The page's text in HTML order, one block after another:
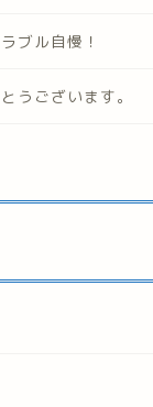
ブル自慢！
うございます。